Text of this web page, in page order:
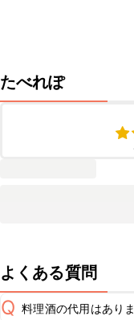
たべれぽ
よくある質問
Q 料理酒の代用はあり